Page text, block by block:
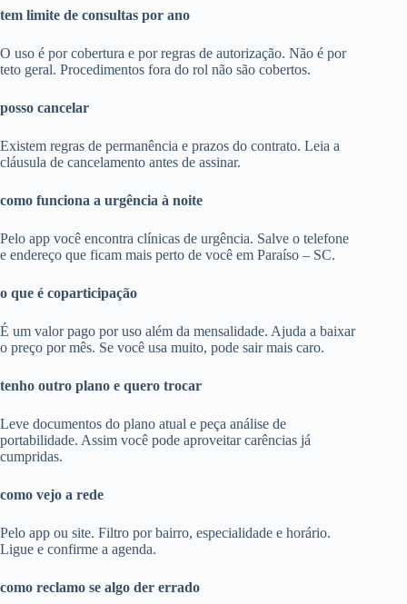
tem limite de consultas por ano
O uso é por cobertura e por regras de autorização. Não é por
teto geral. Procedimentos fora do rol não são cobertos.
posso cancelar
Existem regras de permanência e prazos do contrato. Leia a
cláusula de cancelamento antes de assinar.
como funciona a urgência à noite
Pelo app você encontra clínicas de urgência. Salve o telefone
e endereço que ficam mais perto de você em Paraíso – SC.
o que é coparticipação
É um valor pago por uso além da mensalidade. Ajuda a baixar
o preço por mês. Se você usa muito, pode sair mais caro.
tenho outro plano e quero trocar
Leve documentos do plano atual e peça análise de
portabilidade. Assim você pode aproveitar carências já
cumpridas.
como vejo a rede
Pelo app ou site. Filtro por bairro, especialidade e horário.
Ligue e confirme a agenda.
como reclamo se algo der errado